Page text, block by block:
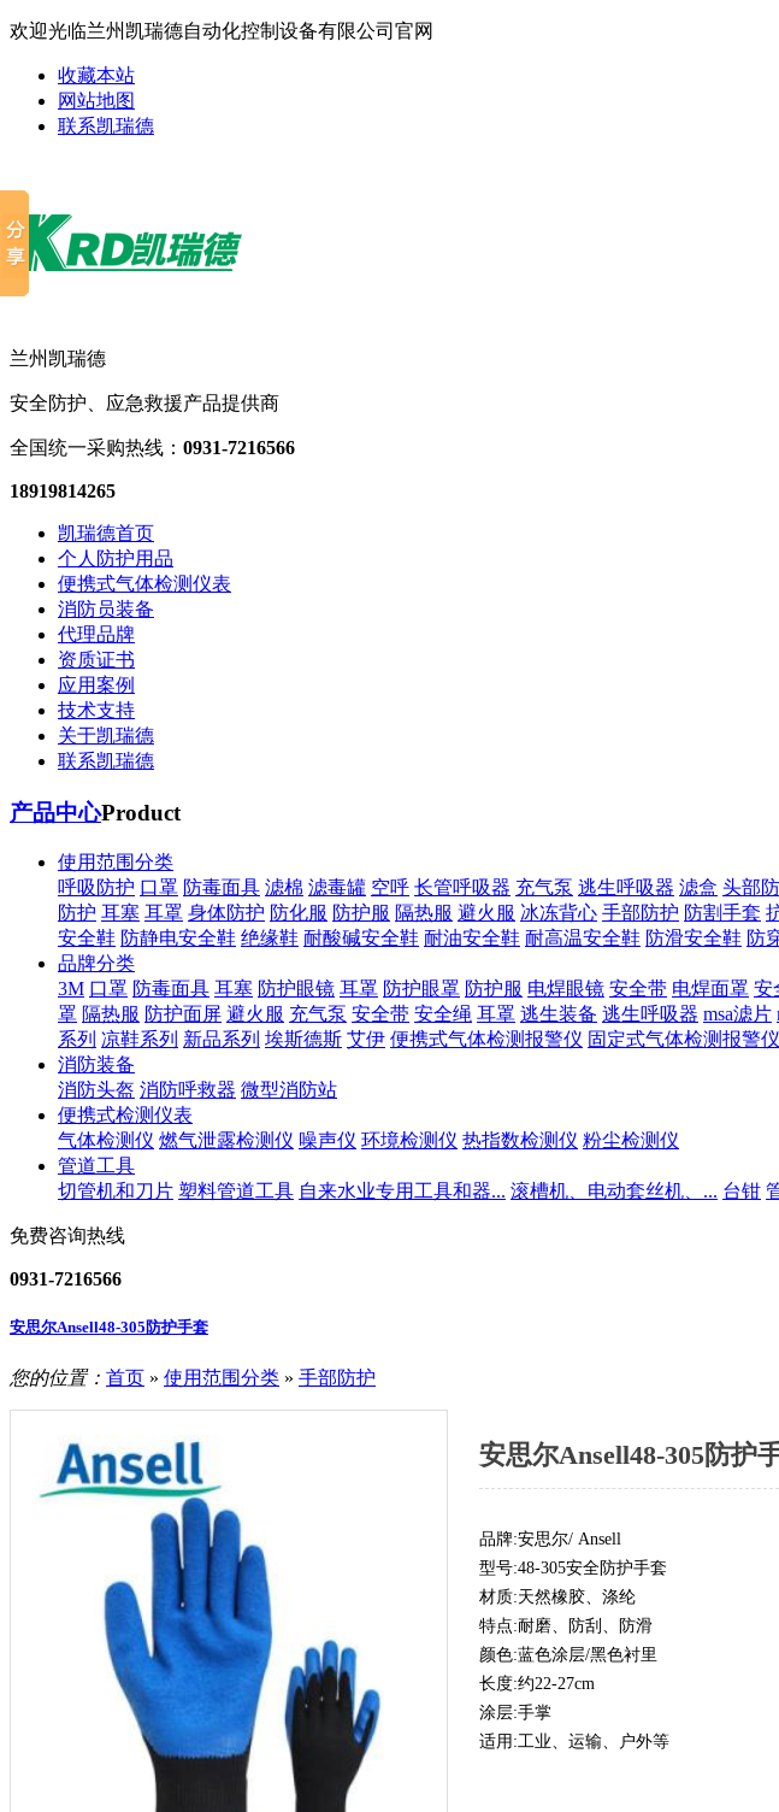
欢迎光临兰州凯瑞德自动化控制设备有限公司官网
收藏本站
网站地图
联系凯瑞德
兰州凯瑞德
安全防护、应急救援产品提供商
全国统一采购热线： 0931-7216566
18919814265
凯瑞德首页
个人防护用品
便携式气体检测仪表
消防员装备
代理品牌
资质证书
应用案例
技术支持
关于凯瑞德
联系凯瑞德
产品中心Product
使用范围分类
呼吸防护 口罩 防毒面具 滤棉 滤毒罐 空呼 长管呼吸器 充气泵 逃生呼吸器 滤盒 头部
防护 耳塞 耳罩 身体防护 防化服 防护服 隔热服 避火服 冰冻背心 手部防护 防割手套
安全鞋 防静电安全鞋 绝缘鞋 耐酸碱安全鞋 耐油安全鞋 耐高温安全鞋 防滑安全鞋 防
品牌分类
3M 口罩 防毒面具 耳塞 防护眼镜 耳罩 防护眼罩 防护服 电焊眼镜 安全带 电焊面罩 安
罩 隔热服 防护面屏 避火服 充气泵 安全带 安全绳 耳罩 逃生装备 逃生呼吸器 msa滤片
系列 凉鞋系列 新品系列 埃斯德斯 艾伊 便携式气体检测报警仪 固定式气体检测报警仪
消防装备
消防头盔 消防呼救器 微型消防站
便携式检测仪表
气体检测仪 燃气泄露检测仪 噪声仪 环境检测仪 热指数检测仪 粉尘检测仪
管道工具
切管机和刀片 塑料管道工具 自来水业专用工具和器... 滚槽机、电动套丝机、... 台钳
免费咨询热线
0931-7216566
安思尔Ansell48-305防护手套
您的位置： 首页 » 使用范围分类 » 手部防护
安思尔Ansell48-305防护
品牌:安思尔/ Ansell
型号:48-305安全防护手套
材质:天然橡胶、涤纶
特点:耐磨、防刮、防滑
颜色:蓝色涂层/黑色衬里
长度:约22-27cm
涂层:手掌
适用:工业、运输、户外等